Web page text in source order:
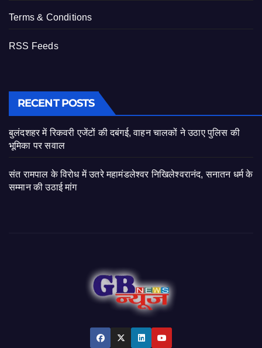
Terms & Conditions
RSS Feeds
RECENT POSTS
बुलंदशहर में रिकवरी एजेंटों की दबंगई, वाहन चालकों ने उठाए पुलिस की
भूमिका पर सवाल
संत रामपाल के विरोध में उतरे महामंडलेश्वर निखिलेश्वरानंद, सनातन धर्म के
सम्मान की उठाई मांग